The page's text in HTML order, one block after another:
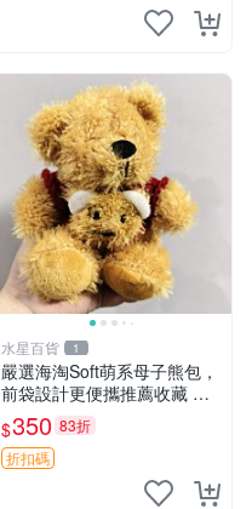
水星百貨 1
嚴選海淘Soft萌系母子熊包，
前袋設計更便攜推薦收藏 母
子熊 軟綿綿 包包
$350 83折
折扣碼